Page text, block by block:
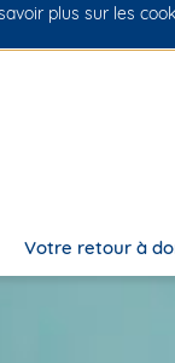
Votre retour à
plus sur les